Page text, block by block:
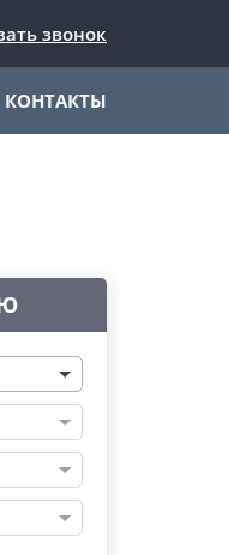
звонок
КОНТАКТЫ